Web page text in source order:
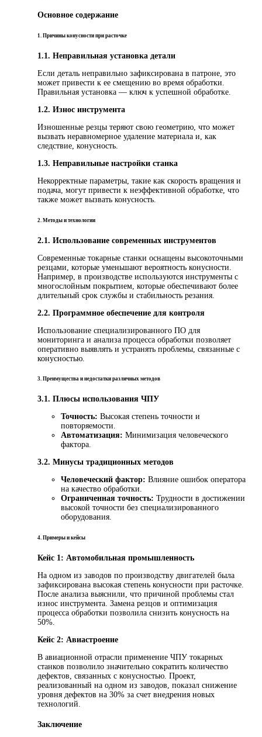
Основное содержание
1. Причины конусности при расточке
1.1. Неправильная установка детали
Если деталь неправильно зафиксирована в патроне, это
может привести к ее смещению во время обработки.
Правильная установка — ключ к успешной обработке.
1.2. Износ инструмента
Изношенные резцы теряют свою геометрию, что может
вызвать неравномерное удаление материала и, как
следствие, конусность.
1.3. Неправильные настройки станка
Некорректные параметры, такие как скорость вращения и
подача, могут привести к неэффективной обработке, что
также может вызвать конусность.
2. Методы и технологии
2.1. Использование современных инструментов
Современные токарные станки оснащены высокоточными
резцами, которые уменьшают вероятность конусности.
Например, в производстве используются инструменты с
многослойным покрытием, которые обеспечивают более
длительный срок службы и стабильность резания.
2.2. Программное обеспечение для контроля
Использование специализированного ПО для
мониторинга и анализа процесса обработки позволяет
оперативно выявлять и устранять проблемы, связанные с
конусностью.
3. Преимущества и недостатки различных методов
3.1. Плюсы использования ЧПУ
Точность: Высокая степень точности и
повторяемости.
Автоматизация: Минимизация человеческого
фактора.
3.2. Минусы традиционных методов
Человеческий фактор: Влияние ошибок оператора
на качество обработки.
Ограниченная точность: Трудности в достижении
высокой точности без специализированного
оборудования.
4. Примеры и кейсы
Кейс 1: Автомобильная промышленность
На одном из заводов по производству двигателей была
зафиксирована высокая степень конусности при расточке.
После анализа выяснили, что причиной проблемы стал
износ инструмента. Замена резцов и оптимизация
процесса обработки позволила снизить конусность на
50%.
Кейс 2: Авиастроение
В авиационной отрасли применение ЧПУ токарных
станков позволило значительно сократить количество
дефектов, связанных с конусностью. Проект,
реализованный на одном из заводов, показал снижение
уровня дефектов на 30% за счет внедрения новых
технологий.
Заключение